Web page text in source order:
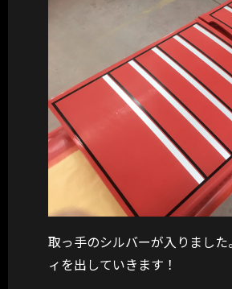
取っ手のシルバーが入りまし
ィを出していきます！